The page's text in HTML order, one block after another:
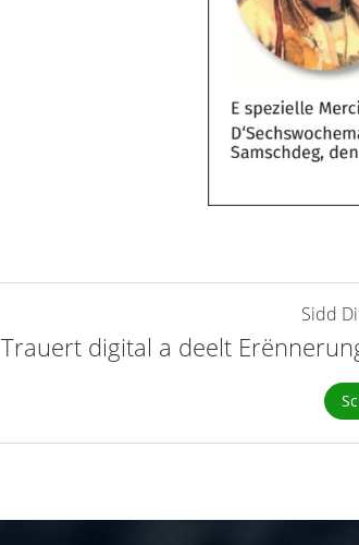
Sidd
Trauert digital a deelt